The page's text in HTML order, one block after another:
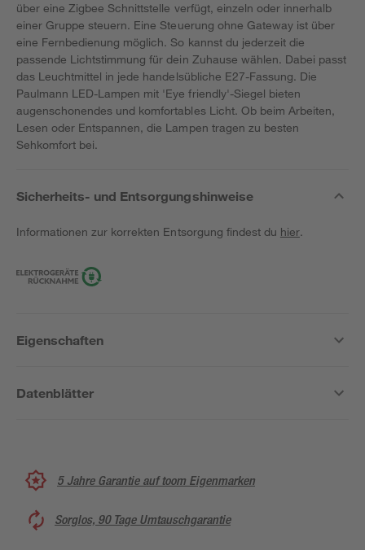
über eine Zigbee Schnittstelle verfügt, einzeln oder innerhalb
einer Gruppe steuern. Eine Steuerung ohne Gateway ist über
eine Fernbedienung möglich. So kannst du jederzeit die
passende Lichtstimmung für dein Zuhause wählen. Dabei passt
das Leuchtmittel in jede handelsübliche E27-Fassung. Die
Paulmann LED-Lampen mit 'Eye friendly'-Siegel bieten
augenschonendes und komfortables Licht. Ob beim Arbeiten,
Lesen oder Entspannen, die Lampen tragen zu besten
Sehkomfort bei.
Sicherheits- und Entsorgungshinweise
Informationen zur korrekten Entsorgung findest du hier.
Eigenschaften
Datenblätter
5 Jahre Garantie auf toom Eigenmarken
Sorglos, 90 Tage Umtauschgarantie